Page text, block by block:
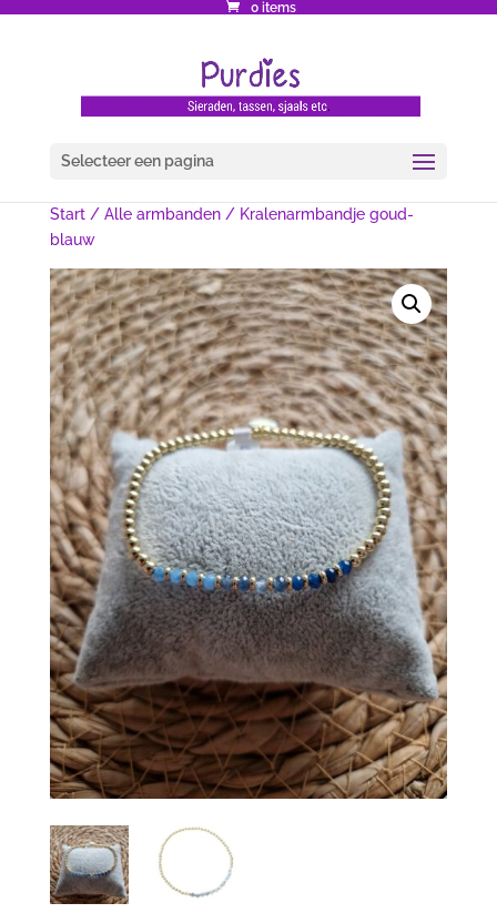
0 items
Selecteer een pagina
Start/ Alle armbanden/ Kralenarmbandje goud-
blauw